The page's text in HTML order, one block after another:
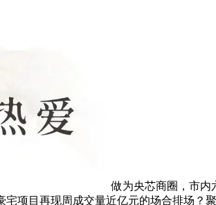
做为央芯商圈，市内
项目再现周成交量近亿元的场合排场